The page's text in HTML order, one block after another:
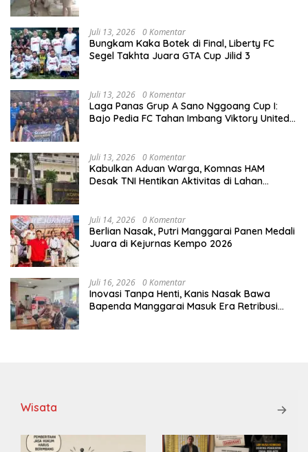
Juli 13, 2026 0 Komentar
Bungkam Kaka Botek di Final, Liberty FC
Segel Takhta Juara GTA Cup Jilid 3
Juli 13, 2026 0 Komentar
Laga Panas Grup A Sano Nggoang Cup I:
Bajo Pedia FC Tahan Imbang Viktory United
Juli 13, 2026 0 Komentar
Kabulkan Aduan Warga, Komnas HAM
Desak TNI Hentikan Aktivitas di Lahan
Juli 14, 2026 0 Komentar
Berlian Nasak, Putri Manggarai Panen Medali
Juara di Kejurnas Kempo 2026
Juli 16, 2026 0 Komentar
Inovasi Tanpa Henti, Kanis Nasak Bawa
Bapenda Manggarai Masuk Era Retribusi
Wisata